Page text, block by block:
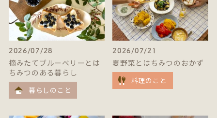
2026/07/28
摘みたてブルーベリーとは
ちみつのある暮らし
暮らしのこと
2026/07/21
夏野菜とはちみつのおかず
料理のこと